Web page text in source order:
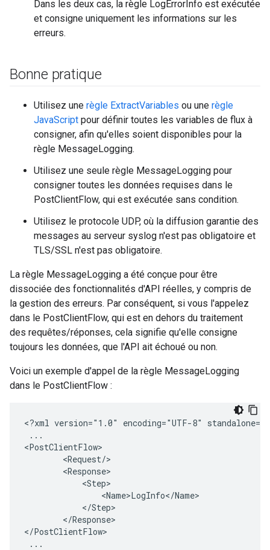
Dans les deux cas, la règle LogErrorInfo est exécutée
et consigne uniquement les informations sur les
erreurs.
Bonne pratique
Utilisez une règle ExtractVariables ou une règle
JavaScript pour définir toutes les variables de flux à
consigner, afin qu'elles soient disponibles pour la
règle MessageLogging.
Utilisez une seule règle MessageLogging pour
consigner toutes les données requises dans le
PostClientFlow, qui est exécutée sans condition.
Utilisez le protocole UDP, où la diffusion garantie des
messages au serveur syslog n'est pas obligatoire et
TLS/SSL n'est pas obligatoire.
La règle MessageLogging a été conçue pour être
dissociée des fonctionnalités d'API réelles, y compris de
la gestion des erreurs. Par conséquent, si vous l'appelez
dans le PostClientFlow, qui est en dehors du traitement
des requêtes/réponses, cela signifie qu'elle consigne
toujours les données, que l'API ait échoué ou non.
Voici un exemple d'appel de la règle MessageLogging
dans le PostClientFlow :
<?xml version="1.0" encoding="UTF-8"
...
<PostClientFlow>
        <Request/>
        <Response>
            <Step>
                <Name>LogInfo</Name>
            </Step>
        </Response>
</PostClientFlow>
...